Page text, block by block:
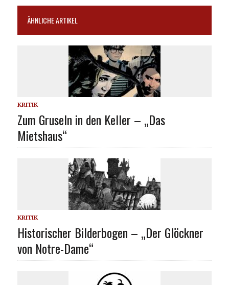
ÄHNLICHE ARTIKEL
KRITIK
Zum Gruseln in den Keller – „Das
Mietshaus“
KRITIK
Historischer Bilderbogen – „Der Glöckner
von Notre-Dame“